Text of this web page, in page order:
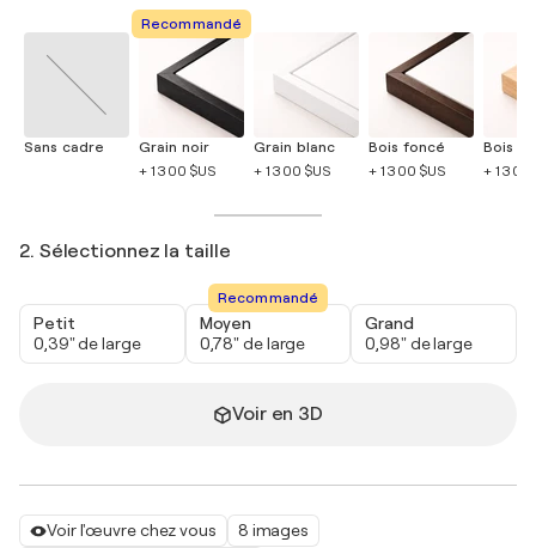
Voir l'œuvre chez vous
8 images
Sans cadre
Recommandé
Grain noir
+ 1 300 $US
Grain blanc
+ 1 300 $US
Bois foncé
+ 1 300 $US
Bois
+ 1 300
2. Sélectionnez la taille
Petit
0,39" de large
Recommandé
Moyen
0,78" de large
Grand
0,98" de large
Voir en 3D